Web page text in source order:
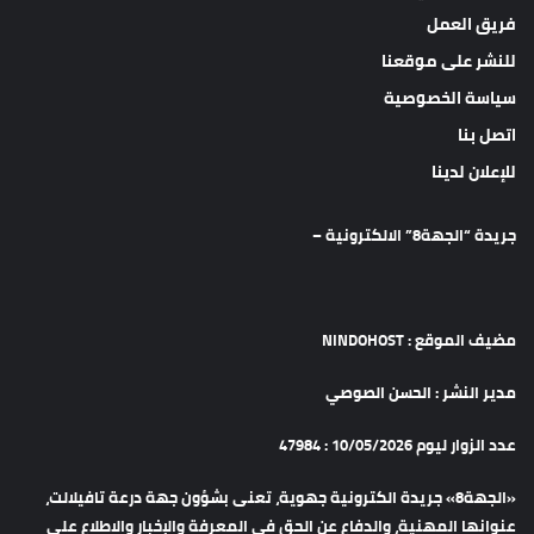
فريق العمل
للنشر على موقعنا
سياسة الخصوصية
اتصل بنا
للإعلان لدينا
جريدة “الجهة8” الالكترونية –
مضيف الموقع : NINDOHOST
مدير النشر : الحسن الصوصي
عدد الزوار ليوم 10/05/2026 : 47984
«الجهة8» جريدة الكترونية جهوية، تعنى بشؤون جهة درعة تافيلالت،
عنوانها المهنية، والدفاع عن الحق في المعرفة والإخبار والاطلاع على